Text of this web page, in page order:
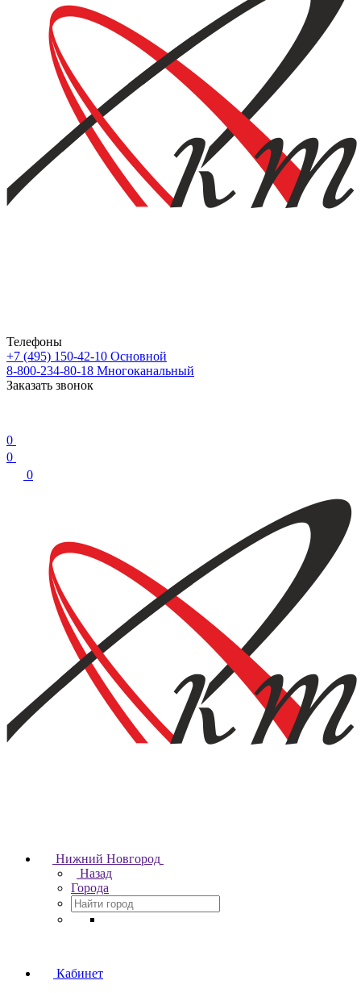
Телефоны
+7 (495) 150-42-10 Основной
8-800-234-80-18 Многоканальный
Заказать звонок
0
0
0
Нижний Новгород
Назад
Города
Кабинет